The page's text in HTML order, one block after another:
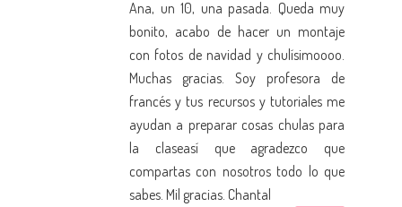
Ana, un 10, una pasada. Queda muy
bonito, acabo de hacer un montaje
con fotos de navidad y chulísimoooo.
Muchas gracias. Soy profesora de
francés y tus recursos y tutoriales me
ayudan a preparar cosas chulas para
la claseasí que agradezco que
compartas con nosotros todo lo que
sabes. Mil gracias. Chantal